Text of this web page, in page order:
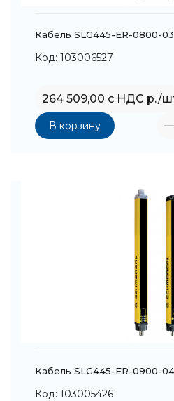
Кабель SLG445-ER-0800-
Код: 103006527
264 509,00 с НДС р./
В корзину
Кабель SLG445-ER-0900-
Код: 103005426